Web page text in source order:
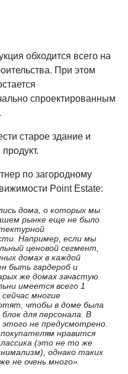
обходится всего на
При этом
спроектированным
старое здание и
по загородному
Point Estate:
дома, о которых мы
рынке еще не было
Например, если мы
ценовой сегмент,
домах в каждой
быть гардероб и
же домах зачастую
имеется всего 1
многие
чтобы в доме была
блок для персонала. В
не предусмотрено.
нравится
(это не то же
однако таких
не очень много».